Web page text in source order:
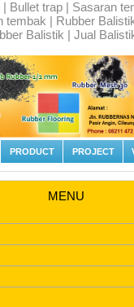
Bullet trap | Sasaran
tembak | Rubber
Balistik | Jual
PRODUCT PROJECT
MENU